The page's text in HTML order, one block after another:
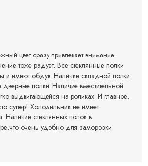
цвет сразу привлекает внимание.
тоже радует. Все стеклянные полки
и имеют обдув. Наличие складной полки.
полки. Наличие вместительной
выдвигающейся на роликах. И главное,
супер! Холодильник не имеет
Наличие стеклянных полок в
очень удобно для заморозки